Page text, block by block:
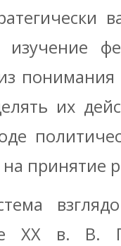
понимания
их
на принятие
XX в. В.